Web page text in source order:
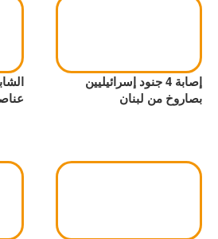
إصابة 4 جنود إسرائيليين
بصاروخ من لبنان